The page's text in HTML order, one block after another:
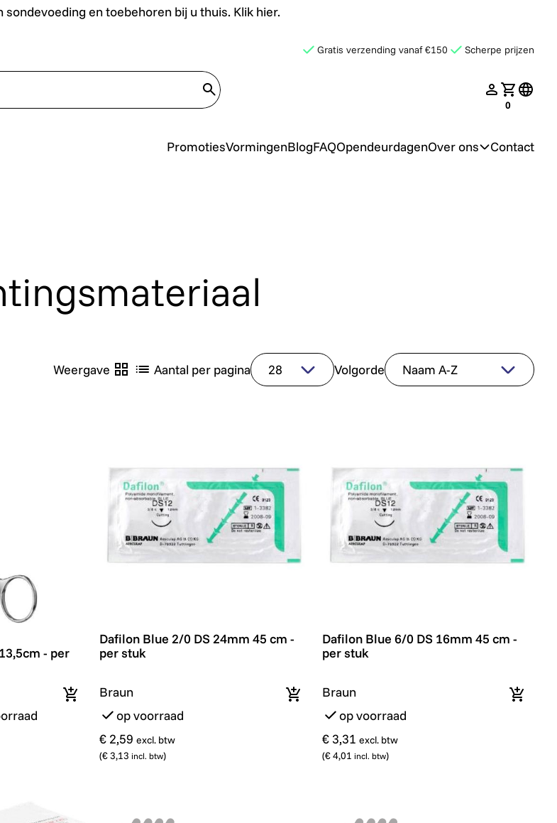
sondevoeding en toebehoren bij u thuis. Klik hier.
Gratis verzending vanaf €150 Scherpe prijzen
translate.search nav.login
Jouw
0
PromotiesVormingenBlogFAQOpendeurdagenOver ons Contact
Weergave Aantal per pagina Volgorde
- 13,5cm - per stuk
- per
In winkelmandje
Dafilon Blue 2/0 DS 24mm 45 cm - per stuk
Dafilon Blue 2/0 DS 24mm 45 cm -
per stuk
Braun
op voorraad
€ 2,59 excl. btw
(€ 3,13 incl. btw)
In winkelmandje
Dafilon Blue 6/0 DS 16mm 45 cm - per
Dafilon Blue 6/0 DS 16mm 45 cm -
per stuk
Braun
op voorraad
€ 3,31 excl. btw
(€ 4,01 incl. btw)
In